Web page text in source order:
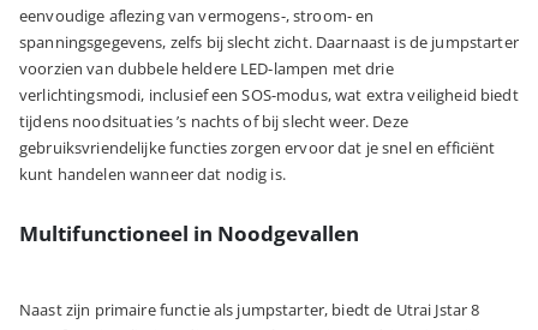
eenvoudige aflezing van vermogens-, stroom- en
spanningsgegevens, zelfs bij slecht zicht. Daarnaast is de jumpstarter
voorzien van dubbele heldere LED-lampen met drie
verlichtingsmodi, inclusief een SOS-modus, wat extra veiligheid biedt
tijdens noodsituaties ’s nachts of bij slecht weer. Deze
gebruiksvriendelijke functies zorgen ervoor dat je snel en efficiënt
kunt handelen wanneer dat nodig is.
Multifunctioneel in Noodgevallen
Naast zijn primaire functie als jumpstarter, biedt de Utrai Jstar 8